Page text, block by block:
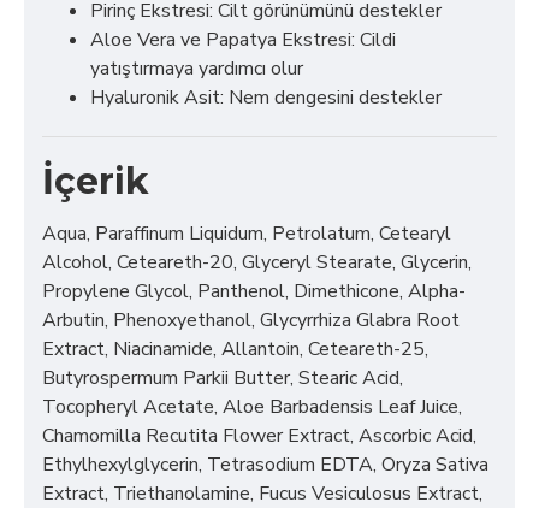
Pirinç Ekstresi: Cilt görünümünü destekler
Aloe Vera ve Papatya Ekstresi: Cildi
yatıştırmaya yardımcı olur
Hyaluronik Asit: Nem dengesini destekler
İçerik
Aqua, Paraffinum Liquidum, Petrolatum, Cetearyl
Alcohol, Ceteareth-20, Glyceryl Stearate, Glycerin,
Propylene Glycol, Panthenol, Dimethicone, Alpha-
Arbutin, Phenoxyethanol, Glycyrrhiza Glabra Root
Extract, Niacinamide, Allantoin, Ceteareth-25,
Butyrospermum Parkii Butter, Stearic Acid,
Tocopheryl Acetate, Aloe Barbadensis Leaf Juice,
Chamomilla Recutita Flower Extract, Ascorbic Acid,
Ethylhexylglycerin, Tetrasodium EDTA, Oryza Sativa
Extract, Triethanolamine, Fucus Vesiculosus Extract,